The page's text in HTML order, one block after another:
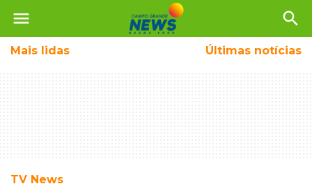
menu search
Mais lidas Últimas notícias
TV News